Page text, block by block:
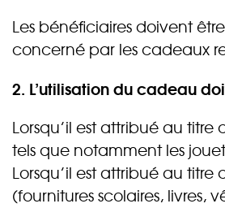
Les bénéficiaires doivent
concerné par les cadeaux
2. L’utilisation du cadeau
Lorsqu’il est attribué au
tels que notamment les
Lorsqu’il est attribué au
(fournitures scolaires, livres,